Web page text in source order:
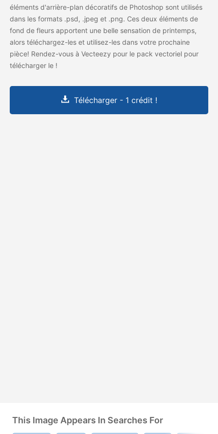
éléments d'arrière-plan décoratifs de Photoshop sont utilisés
dans les formats .psd, .jpeg et .png. Ces deux éléments de
fond de fleurs apportent une belle sensation de printemps,
alors téléchargez-les et utilisez-les dans votre prochaine
pièce! Rendez-vous à Vecteezy pour le pack vectoriel pour
télécharger le !
Télécharger - 1 crédit !
This Image Appears In Searches For